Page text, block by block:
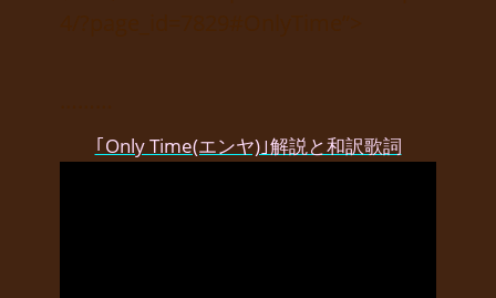
｢Only Time(エンヤ)｣解説と和訳歌詞